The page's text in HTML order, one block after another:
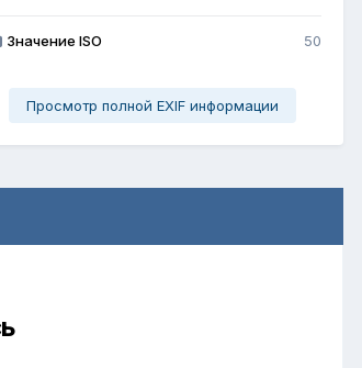
Значение ISO 50
Просмотр полной EXIF информации